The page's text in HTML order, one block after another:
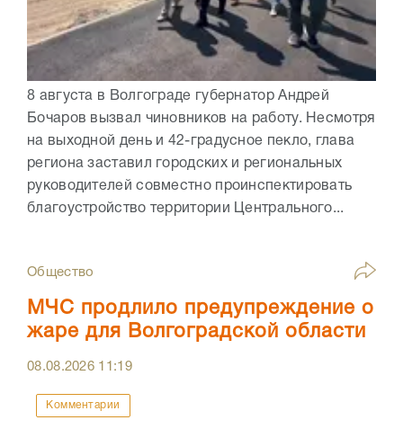
8 августа в Волгограде губернатор Андрей
Бочаров вызвал чиновников на работу. Несмотря
на выходной день и 42-градусное пекло, глава
региона заставил городских и региональных
руководителей совместно проинспектировать
благоустройство территории Центрального...
Общество
МЧС продлило предупреждение о
жаре для Волгоградской области
08.08.2026 11:19
Комментарии